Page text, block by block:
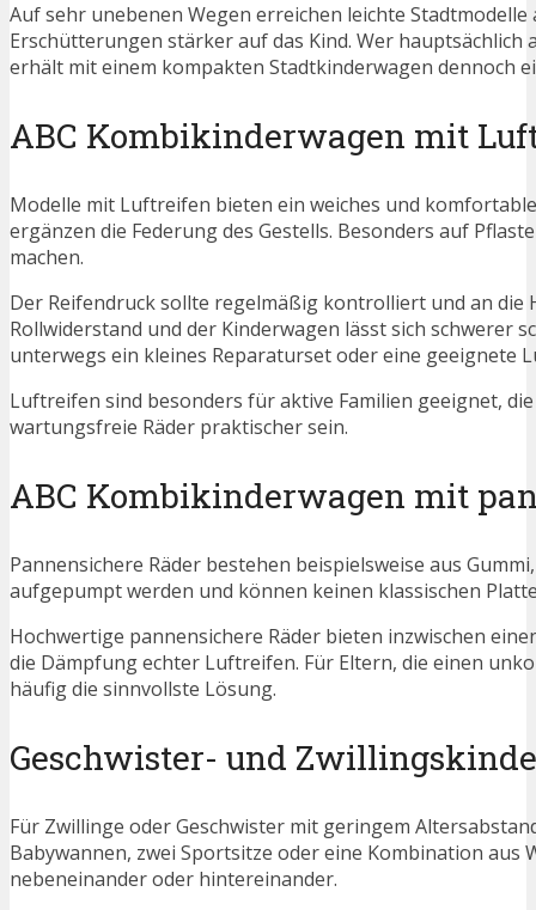
Auf sehr unebenen Wegen erreichen leichte
Erschütterungen stärker auf das Kind. Wer
erhält mit einem kompakten Stadtkinderwagen dennoch
ABC Kombikinderwagen mit
Modelle mit Luftreifen bieten ein weiches und
ergänzen die Federung des Gestells. Besonders auf
machen.
Der Reifendruck sollte regelmäßig kontrolliert und an
Rollwiderstand und der Kinderwagen lässt sich schwerer
unterwegs ein kleines Reparaturset oder eine geeignete
Luftreifen sind besonders für aktive Familien geeignet,
wartungsfreie Räder praktischer sein.
ABC Kombikinderwagen mit
Pannensichere Räder bestehen beispielsweise aus
aufgepumpt werden und können keinen klassischen
Hochwertige pannensichere Räder bieten inzwischen
die Dämpfung echter Luftreifen. Für Eltern, die einen
häufig die sinnvollste Lösung.
Geschwister- und
Für Zwillinge oder Geschwister mit geringem
Babywannen, zwei Sportsitze oder eine Kombination aus
nebeneinander oder hintereinander.